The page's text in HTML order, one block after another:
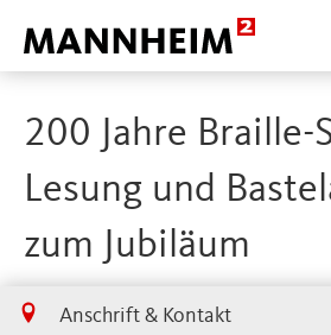
200 Jahre Braille-
Lesung und
zum Jubiläum
Anschrift & Kontakt